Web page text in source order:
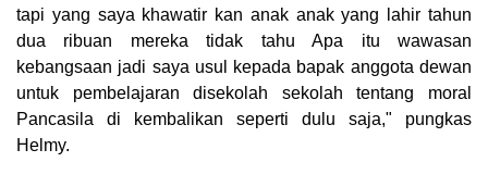
tapi yang saya khawatir kan anak anak yang lahir tahun
dua ribuan mereka tidak tahu Apa itu wawasan
kebangsaan jadi saya usul kepada bapak anggota dewan
untuk pembelajaran disekolah sekolah tentang moral
Pancasila di kembalikan seperti dulu saja," pungkas
Helmy.